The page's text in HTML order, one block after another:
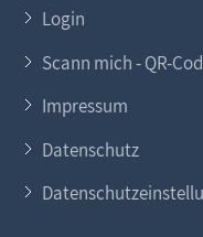
Login
Scann mich - QR-
Impressum
Datenschutz